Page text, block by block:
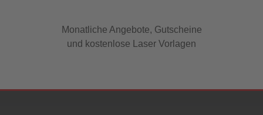
Monatliche Angebote, Gutscheine
und kostenlose Laser Vorlagen